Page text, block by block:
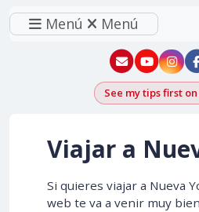
Menú Menú
New York -
New
See my tips first
Viajar a
Si quieres viajar a Nueva
web te va a venir muy